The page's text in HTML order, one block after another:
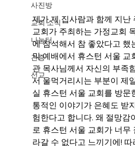
사진방
교회 소식
나눔터
간증
선교
제가 제 집사람과 함께 지난
교회가 주최하는 가정교회
에 참석해서 참 좋았다고 했
막 예배에서 휴스턴 서울 교
관 목사님께서 자신의 부족
서 울먹거리시는 부분이 제
실 휴스턴 서울 교회를 방문
통적인 이야기가 은혜도 받
험한다고 합니다. 왜 절망감
로 휴스턴 서울 교회가 너무
라갈 수 없다고 느끼기에!